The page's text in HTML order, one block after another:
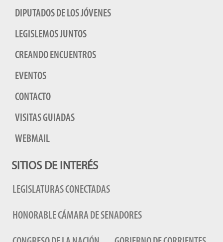
DIPUTADOS DE LOS JÓVENES
LEGISLEMOS JUNTOS
CREANDO ENCUENTROS
EVENTOS
CONTACTO
VISITAS GUIADAS
WEBMAIL
SITIOS DE INTERÉS
LEGISLATURAS CONECTADAS
HONORABLE CÁMARA DE SENADORES